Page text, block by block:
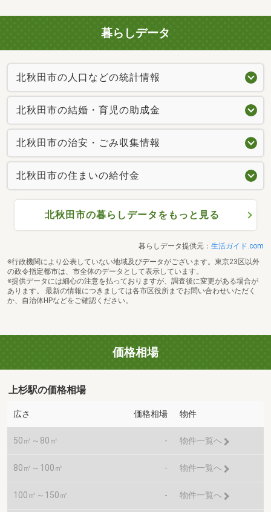
暮らしデータ
北秋田市の人口などの統計情報
北秋田市の結婚・育児の助成金
北秋田市の治安・ごみ収集情報
北秋田市の住まいの給付金
北秋田市の暮らしデータをもっと見る
暮らしデータ提供元： 生活ガイド.com
※行政機関により公表していない地域及びデータがございます。東京23区以外
の政令指定都市は、市全体のデータとして表示しています。
※提供データには細心の注意を払っておりますが、調査後に変更がある場合が
あります。 最新の情報につきましては各市区役所までお問い合わせいただく
か、自治体HPなどをご確認ください。
価格相場
上杉駅の価格相場
広さ 価格相場 物件
50㎡～80㎡ - 物件一覧へ
80㎡～100㎡ - 物件一覧へ
100㎡～150㎡ - 物件一覧へ